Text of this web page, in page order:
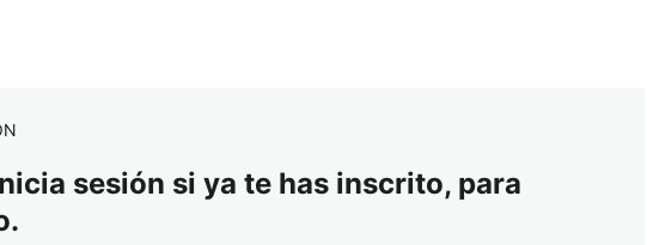
sesión si ya te has inscrito, para